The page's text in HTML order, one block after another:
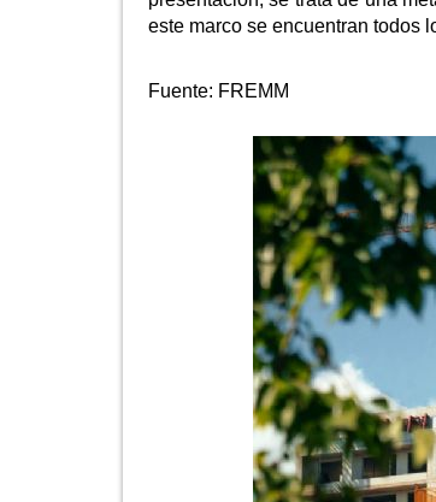
este marco se encuentran todos
Fuente: FREMM